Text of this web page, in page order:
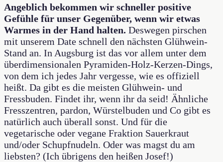
Angeblich bekommen wir schneller positive
Gefühle für unser Gegenüber, wenn wir etwas
Warmes in der Hand halten. Deswegen pirschen
mit unserem Date schnell den nächsten Glühwein-
Stand an. In Augsburg ist das vor allem unter dem
überdimensionalen Pyramiden-Holz-Kerzen-Dings,
von dem ich jedes Jahr vergesse, wie es offiziell
heißt. Da gibt es die meisten Glühwein- und
Fressbuden. Findet ihr, wenn ihr da seid! Ähnliche
Fresszentren, pardon, Würstelbuden und Co gibt es
natürlich auch überall sonst. Und für die
vegetarische oder vegane Fraktion Sauerkraut
und/oder Schupfnudeln. Oder was magst du am
liebsten? (Ich übrigens den heißen Josef!)